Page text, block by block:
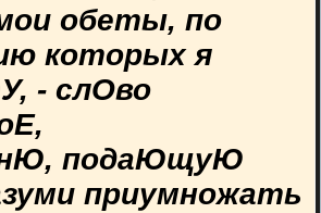
обеты, по
которых я
- слОво
подаЮщуЮ
приумножать